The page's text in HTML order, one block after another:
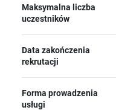
Maksymalna liczba
uczestników
Data zakończenia
rekrutacji
Forma prowadzenia
usługi